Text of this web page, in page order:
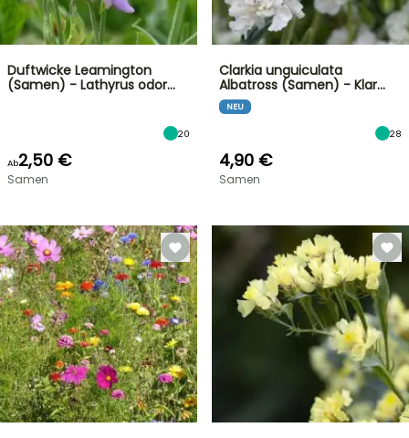
Duftwicke Leamington
(Samen) - Lathyrus odor…
20
Ab2,50 €
Samen
Clarkia unguiculata
Albatross (Samen) - Klar…
NEU
28
4,90 €
Samen